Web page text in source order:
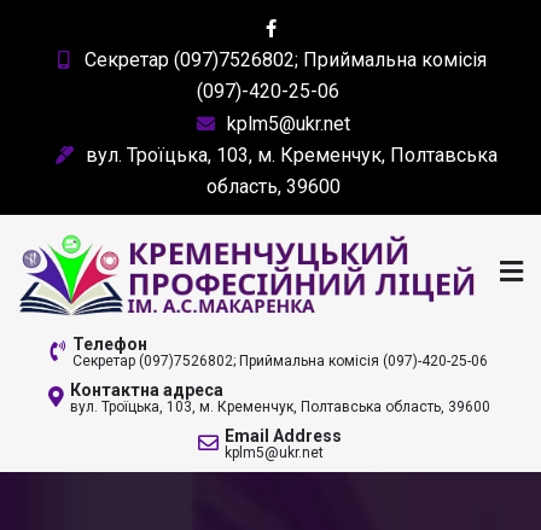
content
Секретар (097)7526802; Приймальна комісія
(097)-420-25-06
kplm5@ukr.net
вул. Троїцька, 103, м. Кременчук, Полтавська
область, 39600
КРЕМЕНЧУЦЬКИЙ
ПРОФЕСІЙНИЙ ЛІЦЕЙ
ІМ. А. С. МАКАРЕНКА
Телефон
Секретар (097)7526802; Приймальна комісія (097)-420-25-06
Контактна адреса
вул. Троїцька, 103, м. Кременчук, Полтавська область, 39600
Email Address
kplm5@ukr.net